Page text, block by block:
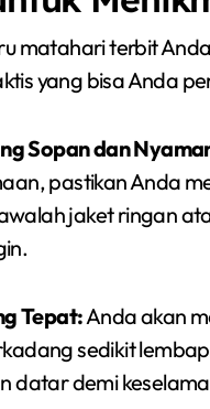
matahari terbit
yang bisa Anda
Sopan dan
pastikan Anda
jaket ringan
Tepat:Anda akan
sedikit
datar demi